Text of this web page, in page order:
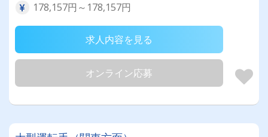
178,157円～178,157円
求人内容を見る
オンライン応募